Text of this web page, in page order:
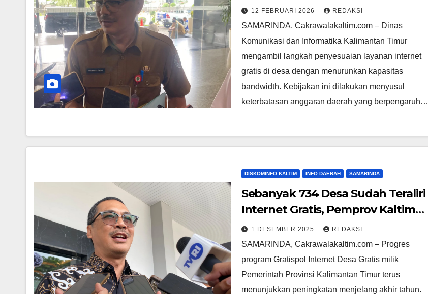
Internet Desa
12 FEBRUARI 2026 REDAKSI
SAMARINDA, Cakrawalakaltim.com – Dinas
Komunikasi dan Informatika Kalimantan Timur
mengambil langkah penyesuaian layanan internet
gratis di desa dengan menurunkan kapasitas
bandwidth. Kebijakan ini dilakukan menyusul
keterbatasan anggaran daerah yang berpengaruh…
DISKOMINFO KALTIM INFO DAERAH SAMARINDA
Sebanyak 734 Desa Sudah Teraliri
Internet Gratis, Pemprov Kaltim
Siapkan Evaluasi Januari 2026
1 DESEMBER 2025 REDAKSI
SAMARINDA, Cakrawalakaltim.com – Progres
program Gratispol Internet Desa Gratis milik
Pemerintah Provinsi Kalimantan Timur terus
menunjukkan peningkatan menjelang akhir tahun.